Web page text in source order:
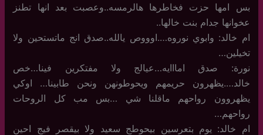
بس امها حزت فخاطرها هالرمسه..وعصبت بعد انها تطنز
عخوانها جدام بنت خالها..
ام خالد: وابوي نوروه….اوووص يالله..صدق انج ماتستحين ولا
تخيلين…
نورة: صدق امااايه…عيالج ولا مفتكرين فينا…خص
خالد….يظهرون حريمهم ويحوطونهن ونحن طابينا… اوكي
يظهروون رواحهم ماقلنا شي …بس مب كل الروحات
رواحهم…
ام خالد: يوم بتعرسين بيحوطج سعيد ولا بيقصر فيج احين